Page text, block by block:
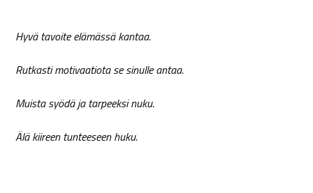
Hyvä tavoite elämässä kantaa.
Rutkasti motivaatiota se sinulle antaa.
Muista syödä ja tarpeeksi nuku.
Älä kiireen tunteeseen huku.